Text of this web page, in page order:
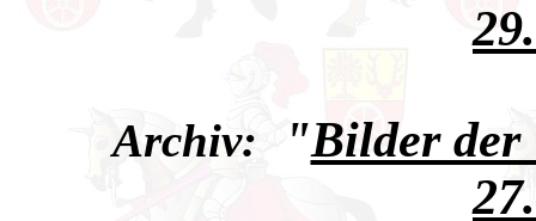
Archiv: "Bilder der